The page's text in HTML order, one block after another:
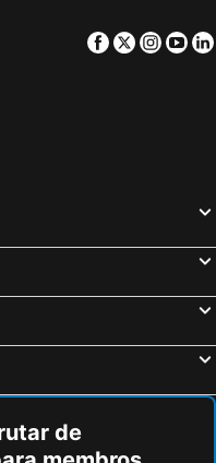
Facebook
Twitter
de